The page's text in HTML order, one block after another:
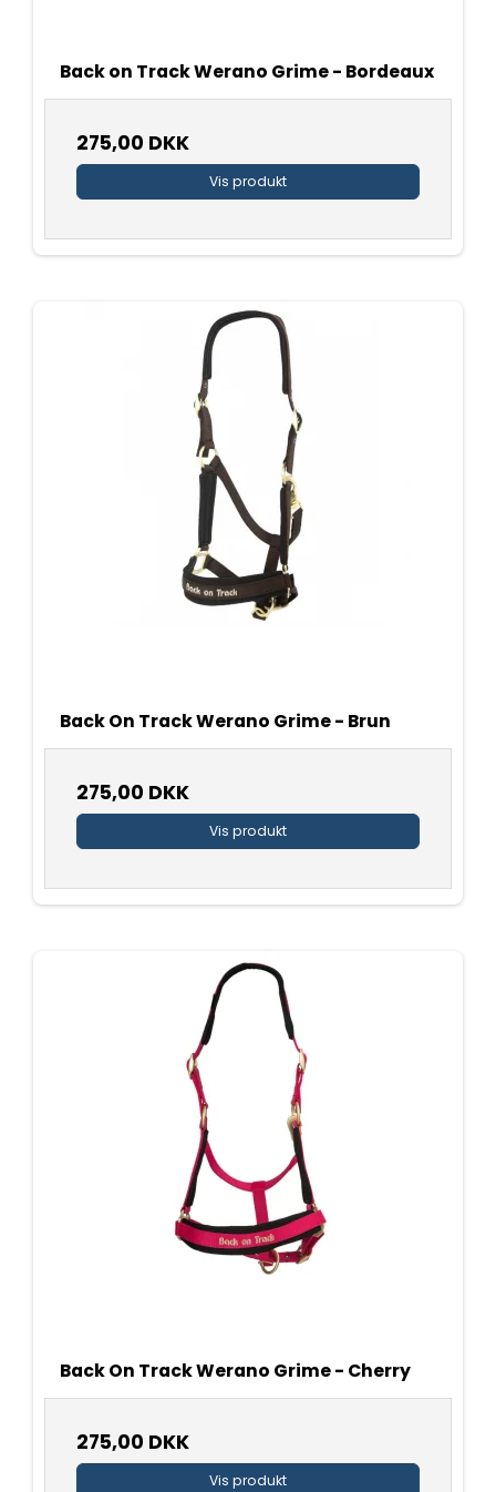
Back on Track Werano Grime - Bordeaux
275,00 DKK
Vis produkt
Back On Track Werano Grime - Brun
275,00 DKK
Vis produkt
Back On Track Werano Grime - Cherry
275,00 DKK
Vis produkt